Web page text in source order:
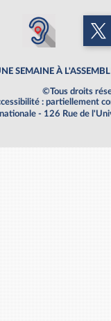
SEMAINE À
©Tous droits
: partiellement
- 126 Rue de